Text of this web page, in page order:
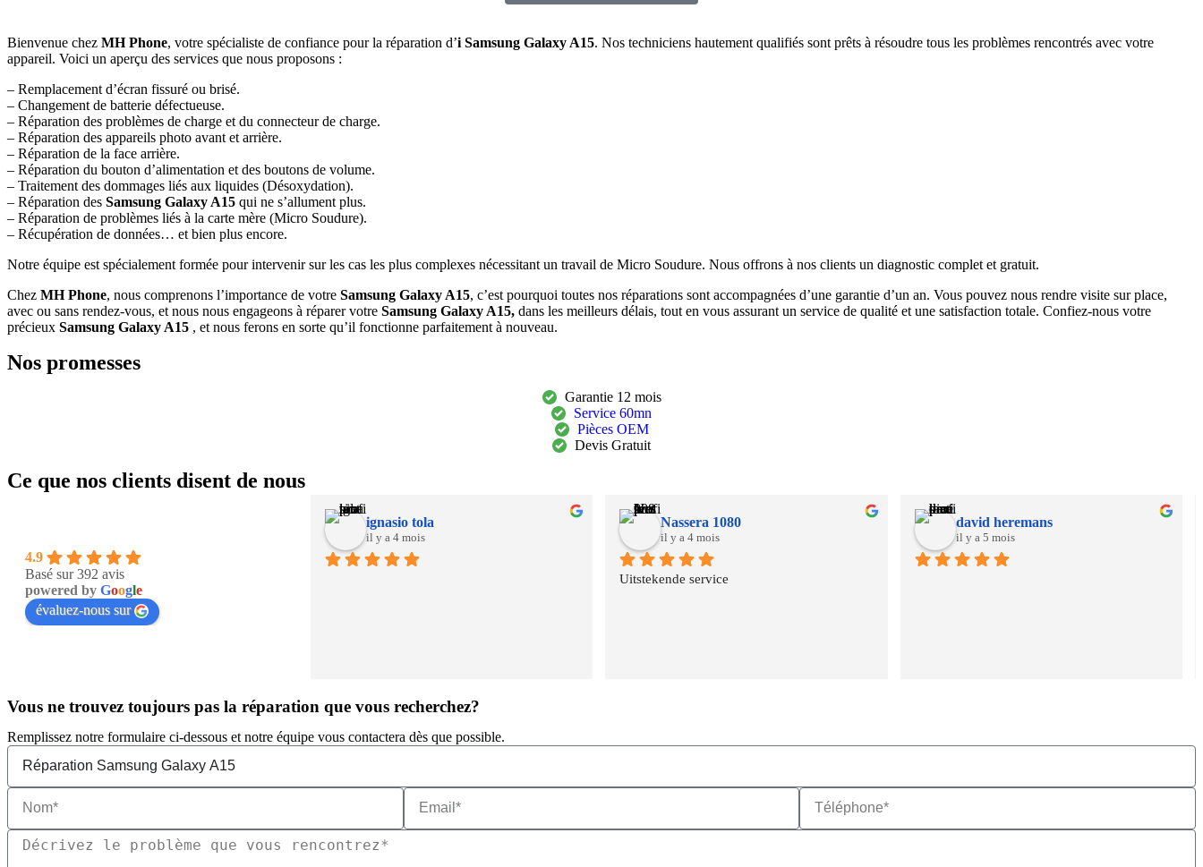
Bienvenue chez MH Phone, votre spécialiste de confiance pour la réparation d’i Samsung Galaxy A15. Nos techniciens hautement qualifiés sont prêts à résoudre tous les problèmes rencontrés avec votre
appareil. Voici un aperçu des services que nous proposons :
– Remplacement d’écran fissuré ou brisé.
– Changement de batterie défectueuse.
– Réparation des problèmes de charge et du connecteur de charge.
– Réparation des appareils photo avant et arrière.
– Réparation de la face arrière.
– Réparation du bouton d’alimentation et des boutons de volume.
– Traitement des dommages liés aux liquides (Désoxydation).
– Réparation des Samsung Galaxy A15 qui ne s’allument plus.
– Réparation de problèmes liés à la carte mère (Micro Soudure).
– Récupération de données… et bien plus encore.
Notre équipe est spécialement formée pour intervenir sur les cas les plus complexes nécessitant un travail de Micro Soudure. Nous offrons à nos clients un diagnostic complet et gratuit.
Chez MH Phone, nous comprenons l’importance de votre Samsung Galaxy A15, c’est pourquoi toutes nos réparations sont accompagnées d’une garantie d’un an. Vous pouvez nous rendre visite sur place,
avec ou sans rendez-vous, et nous nous engageons à réparer votre Samsung Galaxy A15, dans les meilleurs délais, tout en vous assurant un service de qualité et une satisfaction totale. Confiez-nous votre
précieux Samsung Galaxy A15 , et nous ferons en sorte qu’il fonctionne parfaitement à nouveau.
Nos promesses
Garantie 12 mois
Service 60mn
Pièces OEM
Devis Gratuit
Ce que nos clients disent de nous
4.9
Basé sur 392 avis
powered by Google
évaluez-nous sur
ignasio tola
il y a 4 mois
Nassera 1080
il y a 4 mois
Uitstekende service
david heremans
il y a 5 mois
Vous ne trouvez toujours pas la réparation que vous recherchez?
Remplissez notre formulaire ci-dessous et notre équipe vous contactera dès que possible.